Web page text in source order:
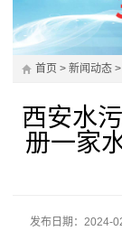
首页 > 新闻动态 >
西安水
册一家
发布日期：2024-